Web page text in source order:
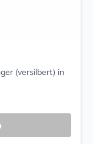
(versilbert) in